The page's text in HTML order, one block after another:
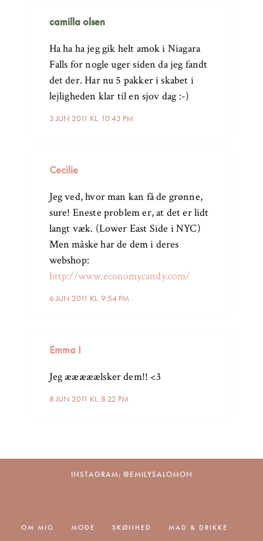
camilla olsen
3 JUN 2011 KL. 10:43 PM
Ha ha ha jeg gik helt amok i Niagara
Falls for nogle uger siden da jeg fandt
det der. Har nu 5 pakker i skabet i
lejligheden klar til en sjov dag :-)
Cecilie
6 JUN 2011 KL. 9:54 PM
Jeg ved, hvor man kan få de grønne,
sure! Eneste problem er, at det er lidt
langt væk. (Lower East Side i NYC)
Men måske har de dem i deres
webshop:
http://www.economycandy.com/
Emma I
8 JUN 2011 KL. 8:22 PM
Jeg ææææælsker dem!! <3
INSTAGRAM: @EMILYSALOMON
OM MIG MODE SKØNHED MAD & DRIKKE